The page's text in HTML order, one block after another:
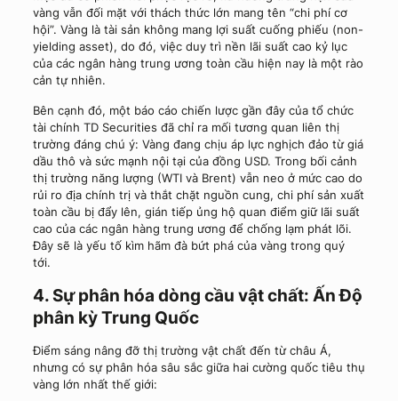
vàng vẫn đối mặt với thách thức lớn mang tên “chi phí cơ
hội”. Vàng là tài sản không mang lợi suất cuống phiếu (non-
yielding asset), do đó, việc duy trì nền lãi suất cao kỷ lục
của các ngân hàng trung ương toàn cầu hiện nay là một rào
cản tự nhiên.
Bên cạnh đó, một báo cáo chiến lược gần đây của tổ chức
tài chính TD Securities đã chỉ ra mối tương quan liên thị
trường đáng chú ý: Vàng đang chịu áp lực nghịch đảo từ giá
dầu thô và sức mạnh nội tại của đồng USD. Trong bối cảnh
thị trường năng lượng (WTI và Brent) vẫn neo ở mức cao do
rủi ro địa chính trị và thắt chặt nguồn cung, chi phí sản xuất
toàn cầu bị đẩy lên, gián tiếp ủng hộ quan điểm giữ lãi suất
cao của các ngân hàng trung ương để chống lạm phát lõi.
Đây sẽ là yếu tố kìm hãm đà bứt phá của vàng trong quý
tới.
4. Sự phân hóa dòng cầu vật chất: Ấn Độ
phân kỳ Trung Quốc
Điểm sáng nâng đỡ thị trường vật chất đến từ châu Á,
nhưng có sự phân hóa sâu sắc giữa hai cường quốc tiêu thụ
vàng lớn nhất thế giới: